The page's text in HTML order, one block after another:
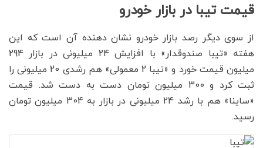
قیمت تیبا در بازار خودرو
از سوی دیگر رصد بازار خودرو نشان دهنده آن است که این
هفته «تیبا صندوقدار» با افزایش 24 میلیونی در بازار 294
میلیون قیمت خورد و «تیبا 2 معمولی» هم رشدی 20 میلیونی را
ثبت کرد و 300 میلیون تومان دست به دست شد. قیمت
«ساینا» هم با رشد 24 میلیونی در بازار به 304 میلیون تومان
رسید.